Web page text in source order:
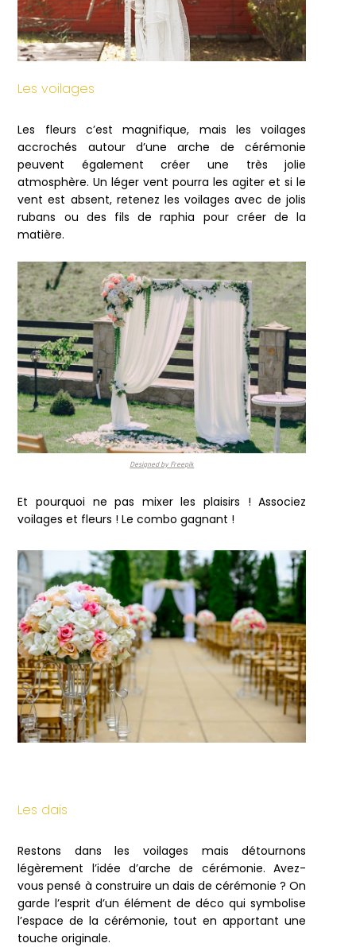
Les voilages
Les fleurs c’est magnifique, mais les voilages
accrochés autour d’une arche de cérémonie
peuvent également créer une très jolie
atmosphère. Un léger vent pourra les agiter et si le
vent est absent, retenez les voilages avec de jolis
rubans ou des fils de raphia pour créer de la
matière.
Designed by Freepik
Et pourquoi ne pas mixer les plaisirs ! Associez
voilages et fleurs ! Le combo gagnant !
Les dais
Restons dans les voilages mais détournons
légèrement l’idée d’arche de cérémonie. Avez-
vous pensé à construire un dais de cérémonie ? On
garde l’esprit d’un élément de déco qui symbolise
l’espace de la cérémonie, tout en apportant une
touche originale.